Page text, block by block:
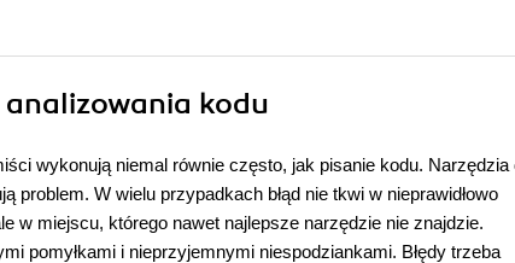
kodu
wykonują niemal równie często, jak pisanie kodu. Narzędzia
problem. W wielu przypadkach błąd nie tkwi w nieprawidłowo
w miejscu, którego nawet najlepsze narzędzie nie znajdzie.
pomyłkami i nieprzyjemnymi niespodziankami. Błędy trzeba